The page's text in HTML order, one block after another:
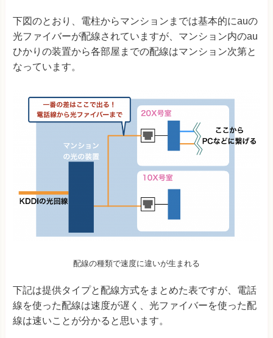
下図のとおり、電柱からマンションまでは基本的にauの
光ファイバーが配線されていますが、マンション内のau
ひかりの装置から各部屋までの配線はマンション次第と
なっています。
配線の種類で速度に違いが生まれる
下記は提供タイプと配線方式をまとめた表ですが、電話
線を使った配線は速度が遅く、光ファイバーを使った配
線は速いことが分かると思います。